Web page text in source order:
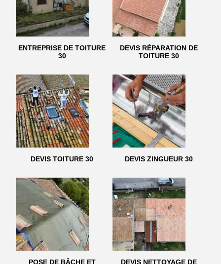
ENTREPRISE DE TOITURE
30
DEVIS RÉPARATION DE
TOITURE 30
DEVIS TOITURE 30 DEVIS ZINGUEUR 30
POSE DE BÂCHE ET DEVIS NETTOYAGE DE